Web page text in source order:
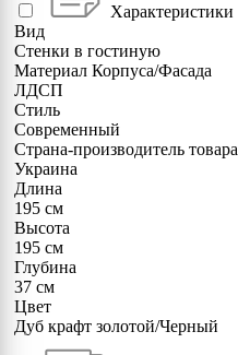
Характеристики
Вид
Стенки в гостиную
Материал Корпуса/Фасада
ЛДСП
Стиль
Современный
Страна-производитель товара
Украина
Длина
195 см
Высота
195 см
Глубина
37 см
Цвет
Дуб крафт золотой/Черный